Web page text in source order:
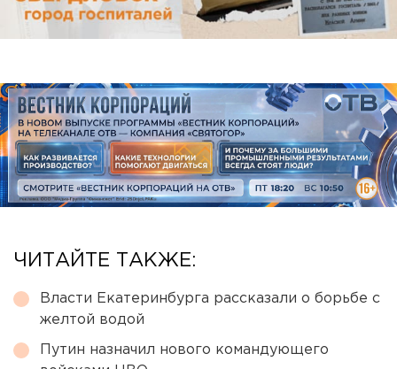
ЧИТАЙТЕ ТАКЖЕ:
Власти Екатеринбурга рассказали о борьбе с
желтой водой
Путин назначил нового командующего